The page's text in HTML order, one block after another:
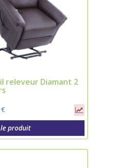
releveur Diamant 2
produit